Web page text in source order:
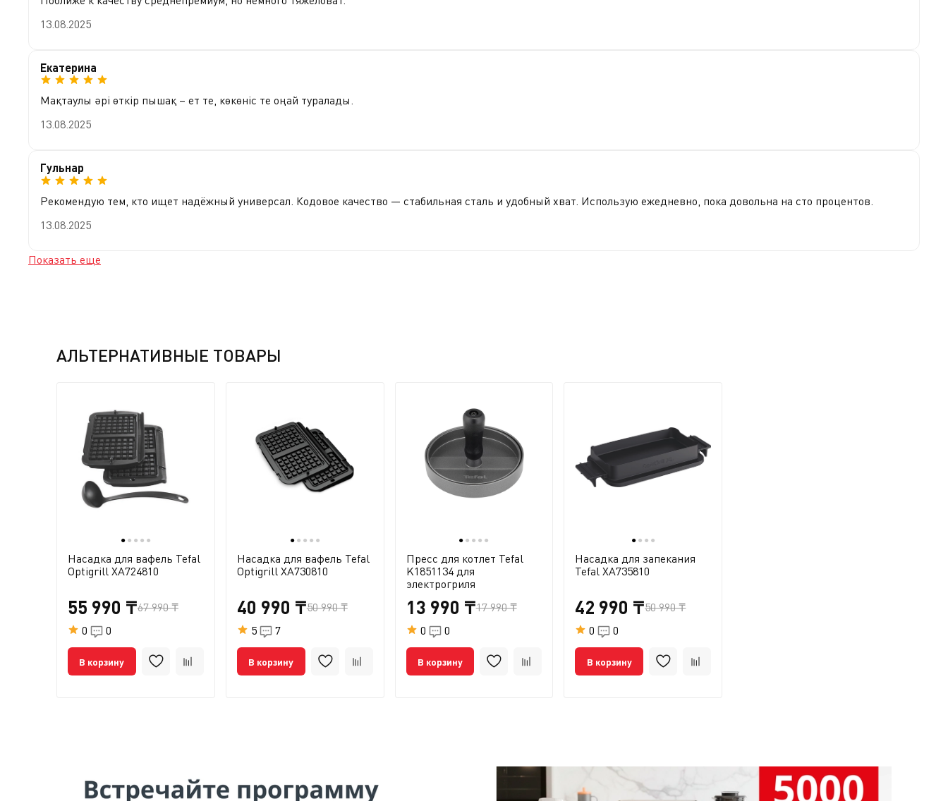
13.08.2025
Екатерина
Мақтаулы әрі өткір пышақ – ет те, көкөніс те оңай туралады.
13.08.2025
Гульнар
Рекомендую тем, кто ищет надёжный универсал. Кодовое качество — стабильная сталь и удобный хват. Использую ежедневно, пока довольна на сто процентов.
13.08.2025
Показать еще
АЛЬТЕРНАТИВНЫЕ ТОВАРЫ
● ● ● ● ●
Насадка для вафель Tefal
Optigrill XA724810
55 990 ₸67 990 ₸
0
0
В корзину
● ● ● ● ●
Насадка для вафель Tefal
Optigrill XA730810
40 990 ₸50 990 ₸
5
7
В корзину
● ● ● ● ●
Пресс для котлет Tefal
K1851134 для
электрогриля
13 990 ₸17 990 ₸
0
0
В корзину
● ● ● ●
Насадка для запекания
Tefal XA735810
42 990 ₸50 990 ₸
0
0
В корзину